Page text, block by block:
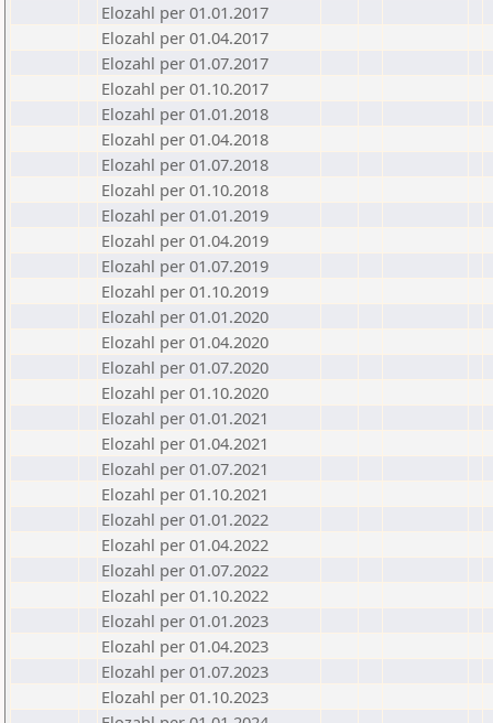
Elozahl per 01.01.2017
Elozahl per 01.04.2017
Elozahl per 01.07.2017
Elozahl per 01.10.2017
Elozahl per 01.01.2018
Elozahl per 01.04.2018
Elozahl per 01.07.2018
Elozahl per 01.10.2018
Elozahl per 01.01.2019
Elozahl per 01.04.2019
Elozahl per 01.07.2019
Elozahl per 01.10.2019
Elozahl per 01.01.2020
Elozahl per 01.04.2020
Elozahl per 01.07.2020
Elozahl per 01.10.2020
Elozahl per 01.01.2021
Elozahl per 01.04.2021
Elozahl per 01.07.2021
Elozahl per 01.10.2021
Elozahl per 01.01.2022
Elozahl per 01.04.2022
Elozahl per 01.07.2022
Elozahl per 01.10.2022
Elozahl per 01.01.2023
Elozahl per 01.04.2023
Elozahl per 01.07.2023
Elozahl per 01.10.2023